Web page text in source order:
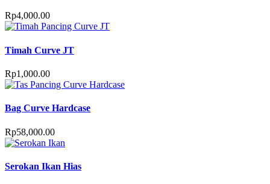
Rp4,000.00
Timah Curve JT
Rp1,000.00
Bag Curve Hardcase
Rp58,000.00
Serokan Ikan Hias